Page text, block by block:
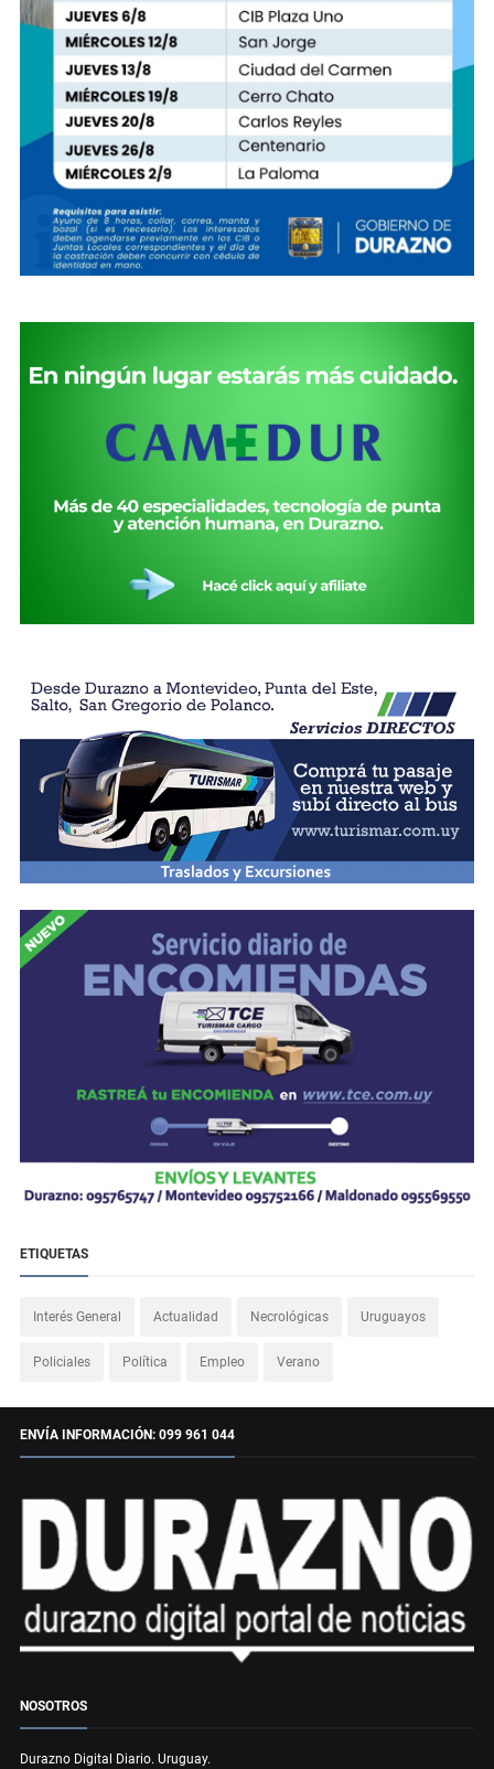
ETIQUETAS
Interés General Actualidad Necrológicas Uruguayos
Policiales Política Empleo Verano
ENVÍA INFORMACIÓN: 099 961 044
NOSOTROS
Durazno Digital Diario. Uruguay.